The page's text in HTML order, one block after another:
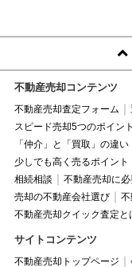
不動産売却コンテンツ
不動産売却査定フォーム
スピード売却5つのポイント
「仲介」と「買取」の違い
少しでも高く売るポイント
相続相談
不動産売却に
売却の不動産会社選び
不動産売却クイック査定と
サイトコンテンツ
不動産売却トップページ